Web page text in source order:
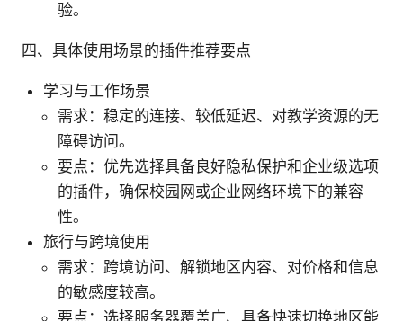
验。
四、具体使用场景的插件推荐要点
学习与工作场景
需求：稳定的连接、较低延迟、对教学资源的无
障碍访问。
要点：优先选择具备良好隐私保护和企业级选项
的插件，确保校园网或企业网络环境下的兼容
性。
旅行与跨境使用
需求：跨境访问、解锁地区内容、对价格和信息
的敏感度较高。